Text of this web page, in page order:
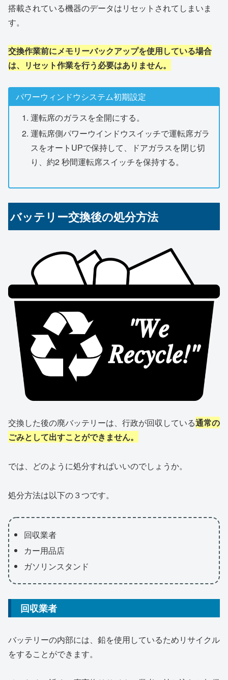
搭載されている機器のデータはリセットされてしまいま
す。
交換作業前にメモリーバックアップを使用している場合
は、リセット作業を行う必要はありません。
パワーウィンドウシステム初期設定
運転席のガラスを全開にする。
運転席側パワーウインドウスイッチで運転席ガラ
スをオートUPで保持して、ドアガラスを閉じ切
り、約2 秒間運転席スイッチを保持する。
バッテリー交換後の処分方法
交換した後の廃バッテリーは、行政が回収している通常の
ごみとして出すことができません。
では、どのように処分すればいいのでしょうか。
処分方法は以下の３つです。
回収業者
カー用品店
ガソリンスタンド
回収業者
バッテリーの内部には、鉛を使用しているためリサイクル
をすることができます。